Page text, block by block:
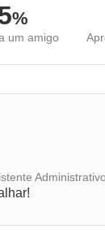
%
um amigo